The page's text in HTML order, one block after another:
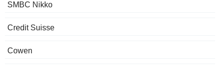
SMBC Nikko
Credit Suisse
Cowen